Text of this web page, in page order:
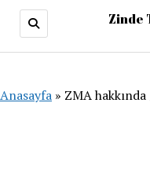
Zinde
Anasayfa » ZMA